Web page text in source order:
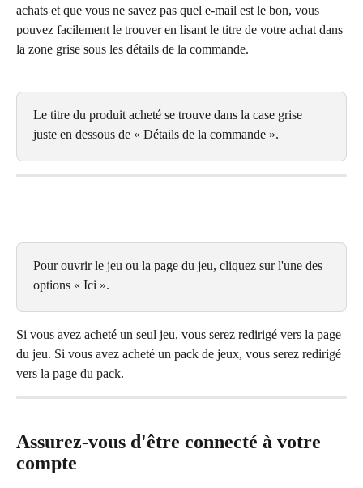
achats et que vous ne savez pas quel e-mail est le bon, vous
pouvez facilement le trouver en lisant le titre de votre achat dans
la zone grise sous les détails de la commande.
Le titre du produit acheté se trouve dans la case grise
juste en dessous de « Détails de la commande ».
Pour ouvrir le jeu ou la page du jeu, cliquez sur l'une des
options « Ici ».
Si vous avez acheté un seul jeu, vous serez redirigé vers la page
du jeu. Si vous avez acheté un pack de jeux, vous serez redirigé
vers la page du pack.
Assurez-vous d'être connecté à votre
compte